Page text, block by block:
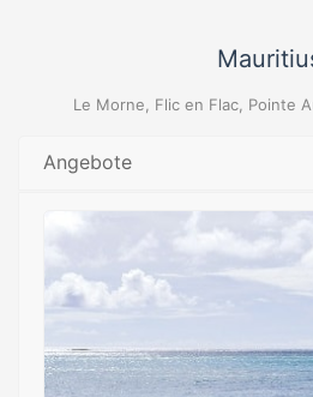
Le Morne, Flic en Flac, Pointe
Angebote